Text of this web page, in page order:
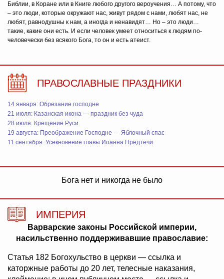
Библии, в Коране или в Книге любого другого вероучения… А потому, что
– это люди, которые окружают нас, живут рядом с нами, любят нас, не
любят, равнодушны к нам, а иногда и ненавидят… Но – это люди…
такие, какие они есть. И если человек умеет относиться к людям по-
человечески без всякого Бога, то он и есть атеист.
ПРАВОСЛАВНЫЕ ПРАЗДНИКИ
14 января: Обрезание господне
21 июля: Казанская икона — праздник без чуда
28 июля: Крещение Руси
19 августа: Преображение Господне — Яблочный спас
11 сентября: Усекновение главы Иоанна Предтечи
Бога нет и никогда не было
ИМПЕРИЯ
Варварские законы Российской империи,
насильственно поддерживавшие православие:
Статья 182 Богохульство в церкви — ссылка и
каторжные работы до 20 лет, телесные наказания,